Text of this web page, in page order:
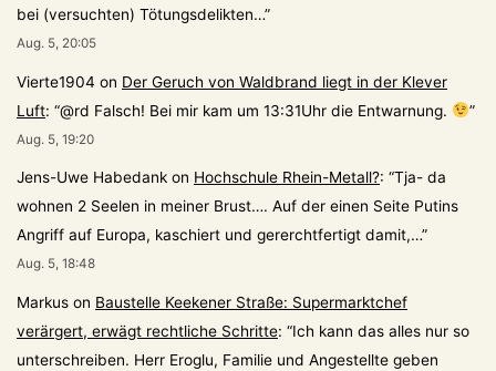
bei (versuchten) Tötungsdelikten…”
Aug. 5, 20:05
Vierte1904 on Der Geruch von Waldbrand liegt in der Klever
Luft: “@rd Falsch! Bei mir kam um 13:31Uhr die Entwarnung. ”
Aug. 5, 19:20
Jens-Uwe Habedank on Hochschule Rhein-Metall?: “Tja- da
wohnen 2 Seelen in meiner Brust…. Auf der einen Seite Putins
Angriff auf Europa, kaschiert und gererchtfertigt damit,…”
Aug. 5, 18:48
Markus on Baustelle Keekener Straße: Supermarktchef
verärgert, erwägt rechtliche Schritte: “Ich kann das alles nur so
unterschreiben. Herr Eroglu, Familie und Angestellte geben